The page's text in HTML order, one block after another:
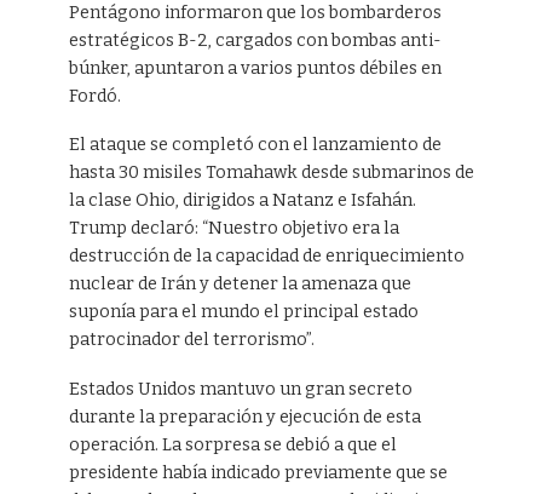
Pentágono informaron que los bombarderos
estratégicos B-2, cargados con bombas anti-
búnker, apuntaron a varios puntos débiles en
Fordó.
El ataque se completó con el lanzamiento de
hasta 30 misiles Tomahawk desde submarinos de
la clase Ohio, dirigidos a Natanz e Isfahán.
Trump declaró: “Nuestro objetivo era la
destrucción de la capacidad de enriquecimiento
nuclear de Irán y detener la amenaza que
suponía para el mundo el principal estado
patrocinador del terrorismo”.
Estados Unidos mantuvo un gran secreto
durante la preparación y ejecución de esta
operación. La sorpresa se debió a que el
presidente había indicado previamente que se